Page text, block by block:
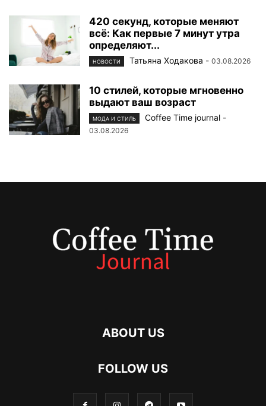
420 секунд, которые меняют
всё: Как первые 7 минут утра
определяют...
НОВОСТИ Татьяна Ходакова - 03.08.2026
10 стилей, которые мгновенно
выдают ваш возраст
МОДА И СТИЛЬ Coffee Time journal -
03.08.2026
ABOUT US
FOLLOW US